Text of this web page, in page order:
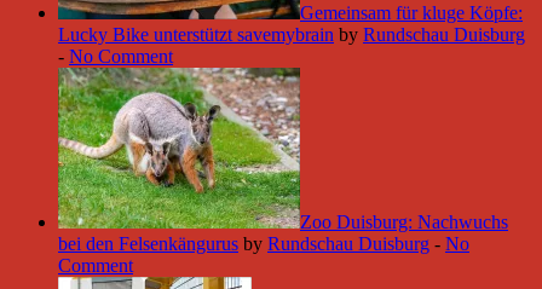
Gemeinsam für kluge Köpfe:
Lucky Bike unterstützt savemybrain by Rundschau Duisburg
- No Comment
Zoo Duisburg: Nachwuchs
bei den Felsenkängurus by Rundschau Duisburg - No
Comment